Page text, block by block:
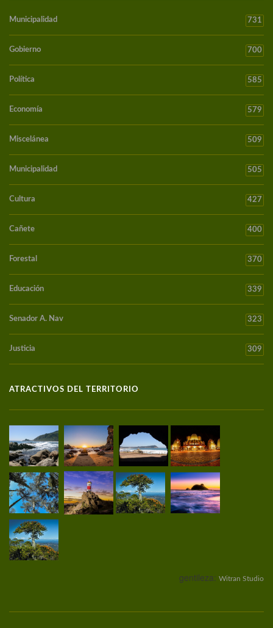
Municipalidad 731
Gobierno 700
Política 585
Economía 579
Miscelánea 509
Municipalidad 505
Cultura 427
Cañete 400
Forestal 370
Educación 339
Senador A. Nav 323
Justicia 309
ATRACTIVOS DEL TERRITORIO
gentileza: Witran Studio